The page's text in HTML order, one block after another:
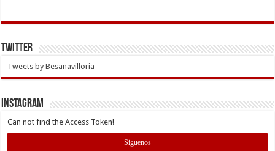
Twitter
Tweets by Besanavilloria
INSTAGRAM
Can not find the Access Token!
Siguenos